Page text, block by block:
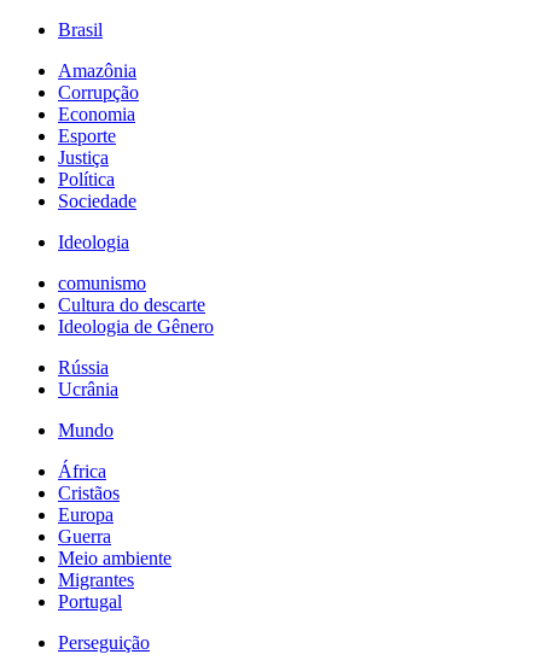
Brasil
Amazônia
Corrupção
Economia
Esporte
Justiça
Política
Sociedade
Ideologia
comunismo
Cultura do descarte
Ideologia de Gênero
Rússia
Ucrânia
Mundo
África
Cristãos
Europa
Guerra
Meio ambiente
Migrantes
Portugal
Perseguição